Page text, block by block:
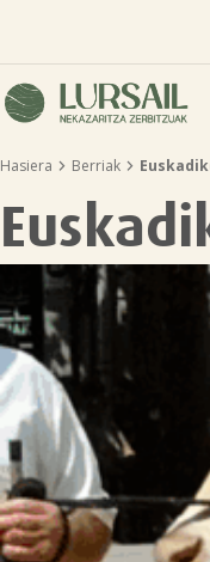
Hasiera  Berriak 